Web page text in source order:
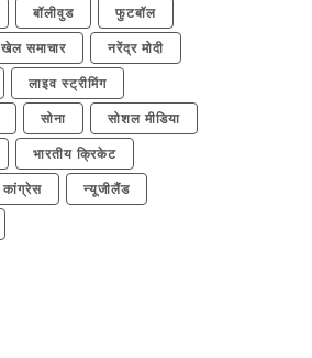
बॉलीवुड
फुटबॉल
खेल समाचार
नरेंद्र मोदी
लाइव स्ट्रीमिंग
सोना
सोशल मीडिया
भारतीय क्रिकेट
कांग्रेस
न्यूजीलैंड